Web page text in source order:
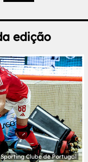
edição
Sporting Clube de Portugal